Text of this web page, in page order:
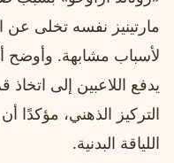
لأسباب مشابهة. وأوضح
يدفع اللاعبين إلى
التركيز الذهني، مؤكدًا
اللياقة البدنية.